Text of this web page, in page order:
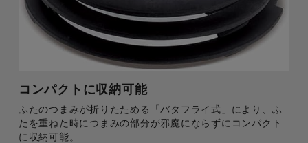
コンパクトに収納可能
ふたのつまみが折りたためる「バタフライ式」により、ふ
たを重ねた時につまみの部分が邪魔にならずにコンパクト
に収納可能。